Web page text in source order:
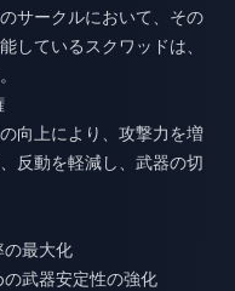
サークルにおいて、その
しているスクワッドは、
向上により、攻撃力を増
反動を軽減し、武器の切
の最大化
武器安定性の強化